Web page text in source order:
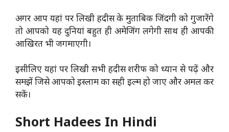
अगर आप यहां पर लिखी हदीस के मुताबिक जिंदगी को गुजारेंगे
तो आपको यह दुनियां बहुत ही अमेजिंग लगेगी साथ ही आपकी
आखिरत भी जगमाएगी।
इसीलिए यहां पर लिखी सभी हदीस शरीफ को ध्यान से पढ़ें और
समझें जिसे आपको इस्लाम का सही इल्म हो जाए और अमल कर
सकें।
Short Hadees In Hindi